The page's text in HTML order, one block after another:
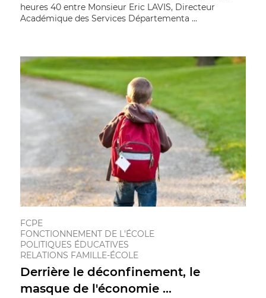
heures 40 entre Monsieur Eric LAVIS, Directeur
Académique des Services Départementa ...
FCPE
FONCTIONNEMENT DE L'ÉCOLE
POLITIQUES ÉDUCATIVES
RELATIONS FAMILLE-ÉCOLE
Derrière le déconfinement, le
masque de l'économie ...